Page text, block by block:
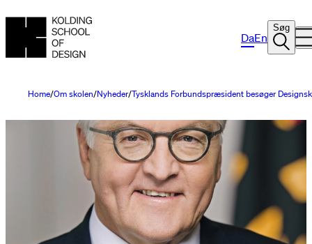
DaEn
Søg
Home Om skolen Nyheder Tysklands Forbundspræsident besøger